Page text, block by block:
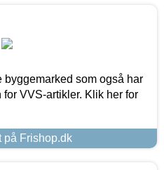
byggemarked som også har
VVS-artikler. Klik her for
på Frishop.dk